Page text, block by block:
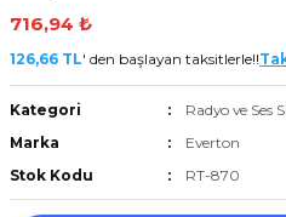
Gözü
716,94 ₺
126,66 TL' den başlayan taksitlerle!!
Kategori
Radyo ve Ses
Marka
Everton
Stok Kodu
RT-870